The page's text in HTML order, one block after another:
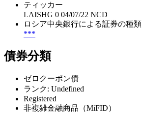
ティッカー
LAISHG 0 04/07/22 NCD
ロシア中央銀行による証券の種類
***
債券分類
ゼロクーポン債
ランク: Undefined
Registered
非複雑金融商品（MiFID）